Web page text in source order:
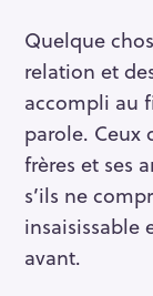
Quelque
relation et
accompli au
parole. Ceux
frères et ses
s’ils ne
insaisissable
avant.